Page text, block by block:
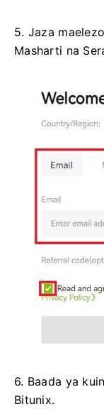
5. Jaza
Masharti na
6. Baada ya
Bitunix.